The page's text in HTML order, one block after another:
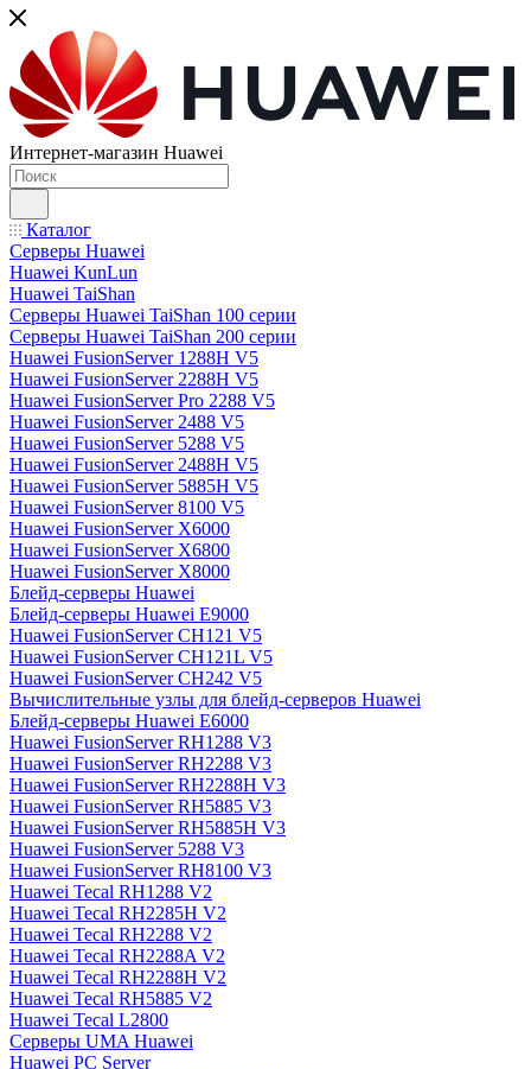
Интернет-магазин Huawei
Каталог
Серверы Huawei
Huawei KunLun
Huawei TaiShan
Серверы Huawei TaiShan 100 серии
Серверы Huawei TaiShan 200 серии
Huawei FusionServer 1288H V5
Huawei FusionServer 2288H V5
Huawei FusionServer Pro 2288 V5
Huawei FusionServer 2488 V5
Huawei FusionServer 5288 V5
Huawei FusionServer 2488H V5
Huawei FusionServer 5885H V5
Huawei FusionServer 8100 V5
Huawei FusionServer X6000
Huawei FusionServer X6800
Huawei FusionServer X8000
Блейд-серверы Huawei
Блейд-серверы Huawei E9000
Huawei FusionServer CH121 V5
Huawei FusionServer CH121L V5
Huawei FusionServer CH242 V5
Вычислительные узлы для блейд-серверов Huawei
Блейд-серверы Huawei E6000
Huawei FusionServer RH1288 V3
Huawei FusionServer RH2288 V3
Huawei FusionServer RH2288H V3
Huawei FusionServer RH5885 V3
Huawei FusionServer RH5885H V3
Huawei FusionServer 5288 V3
Huawei FusionServer RH8100 V3
Huawei Tecal RH1288 V2
Huawei Tecal RH2285H V2
Huawei Tecal RH2288 V2
Huawei Tecal RH2288A V2
Huawei Tecal RH2288H V2
Huawei Tecal RH5885 V2
Huawei Tecal L2800
Серверы UMA Huawei
Huawei PC Server